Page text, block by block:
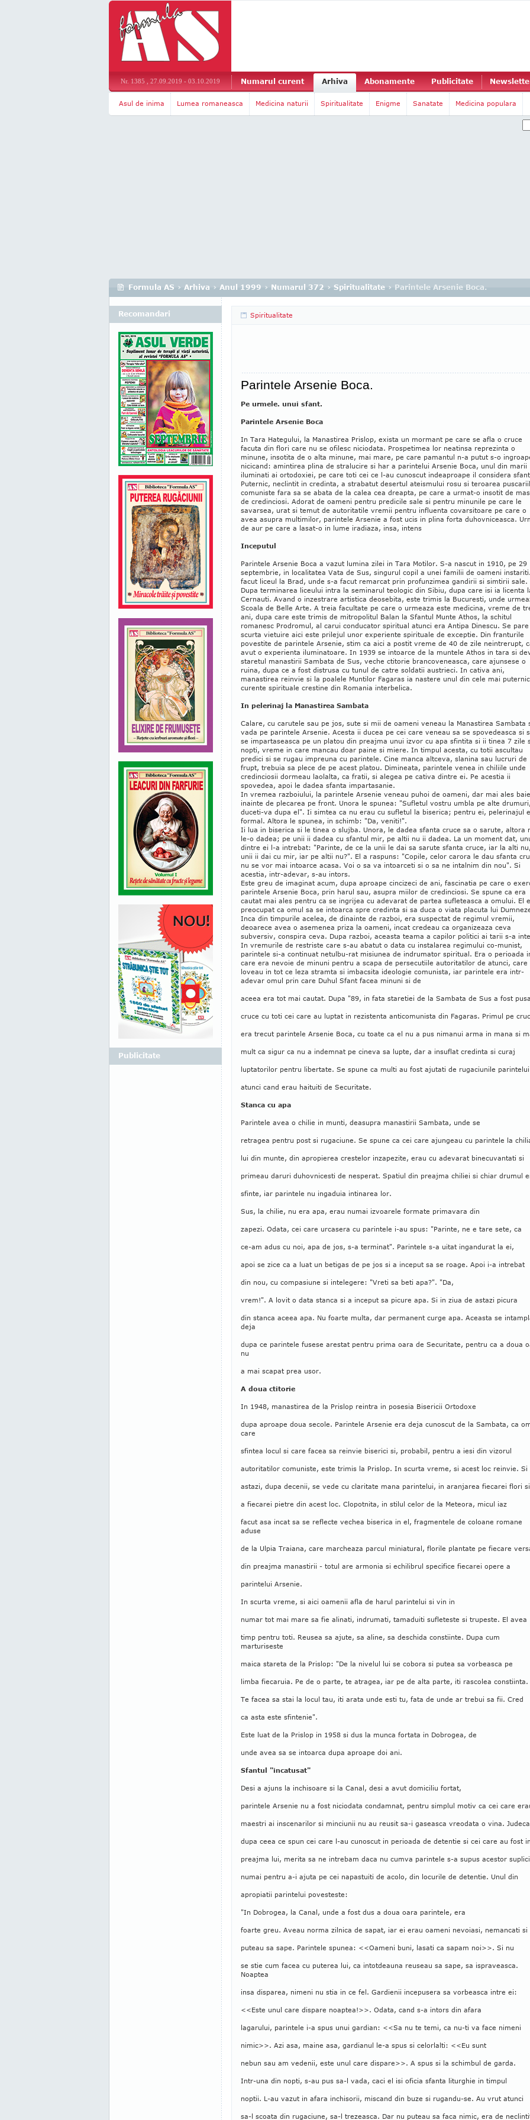
Nr. 1385 , 27.09.2019 - 03.10.2019 Numarul curent Arhiva Abonamente Publicitate
Asul de inima Lumea romaneasca Medicina naturii Spiritualitate Enigme Sanatate Medicina populara
Formula AS › Arhiva › Anul 1999 › Numarul 372 › Spiritualitate › Parintele Arsenie Boca.
Spiritualitate
Parintele Arsenie Boca.
Pe urmele. unui sfant.
Parintele Arsenie Boca
In Tara Hategului, la Manastirea Prislop, exista un mormant pe care se afla o cruce
facuta din flori care nu se ofilesc niciodata. Prospetimea lor neatinsa reprezinta o
minune, insotita de o alta minune, mai mare, pe care pamantul n-a putut s-o
nicicand: amintirea plina de stralucire si har a parintelui Arsenie Boca, unul din marii
iluminati ai ortodoxiei, pe care toti cei ce l-au cunoscut indeaproape il considera
Puternic, neclintit in credinta, a strabatut desertul ateismului rosu si teroarea
comuniste fara sa se abata de la calea cea dreapta, pe care a urmat-o insotit de
de credinciosi. Adorat de oameni pentru predicile sale si pentru minunile pe care le
savarsea, urat si temut de autoritatile vremii pentru influenta covarsitoare pe care o
avea asupra multimilor, parintele Arsenie a fost ucis in plina forta duhovniceasca.
de aur pe care a lasat-o in lume iradiaza, insa, intens
Inceputul
Parintele Arsenie Boca a vazut lumina zilei in Tara Motilor. S-a nascut in 1910, pe 29
septembrie, in localitatea Vata de Sus, singurul copil a unei familii de oameni
facut liceul la Brad, unde s-a facut remarcat prin profunzimea gandirii si simtirii sale.
Dupa terminarea liceului intra la seminarul teologic din Sibiu, dupa care isi ia licenta
Cernauti. Avand o inzestrare artistica deosebita, este trimis la Bucuresti, unde
Scoala de Belle Arte. A treia facultate pe care o urmeaza este medicina, vreme de
ani, dupa care este trimis de mitropolitul Balan la Sfantul Munte Athos, la schitul
romanesc Prodromul, al carui conducator spiritual atunci era Antipa Dinescu. Se pare
scurta vietuire aici este prilejul unor experiente spirituale de exceptie. Din franturile
povestite de parintele Arsenie, stim ca aici a postit vreme de 40 de zile neintrerupt,
avut o experienta iluminatoare. In 1939 se intoarce de la muntele Athos in tara si
staretul manastirii Sambata de Sus, veche ctitorie brancoveneasca, care ajunsese o
ruina, dupa ce a fost distrusa cu tunul de catre soldatii austrieci. In cativa ani,
manastirea reinvie si la poalele Muntilor Fagaras ia nastere unul din cele mai
curente spirituale crestine din Romania interbelica.
In pelerinaj la Manastirea Sambata
Calare, cu carutele sau pe jos, sute si mii de oameni veneau la Manastirea Sambata
vada pe parintele Arsenie. Acesta ii ducea pe cei care veneau sa se spovedeasca si
se impartaseasca pe un platou din preajma unui izvor cu apa sfintita si ii tinea 7 zile
nopti, vreme in care mancau doar paine si miere. In timpul acesta, cu totii ascultau
predici si se rugau impreuna cu parintele. Cine manca altceva, slanina sau lucruri de
frupt, trebuia sa plece de pe acest platou. Dimineata, parintele venea in chiliile unde
credinciosii dormeau laolalta, ca fratii, si alegea pe cativa dintre ei. Pe acestia ii
spovedea, apoi le dadea sfanta impartasanie.
In vremea razboiului, la parintele Arsenie veneau puhoi de oameni, dar mai ales
inainte de plecarea pe front. Unora le spunea: "Sufletul vostru umbla pe alte drumuri,
duceti-va dupa el". Ii simtea ca nu erau cu sufletul la biserica; pentru ei, pelerinajul
formal. Altora le spunea, in schimb: "Da, veniti!".
Ii lua in biserica si le tinea o slujba. Unora, le dadea sfanta cruce sa o sarute, altora
le-o dadea; pe unii ii dadea cu sfantul mir, pe altii nu ii dadea. La un moment dat,
dintre ei l-a intrebat: "Parinte, de ce la unii le dai sa sarute sfanta cruce, iar la alti
unii ii dai cu mir, iar pe altii nu?". El a raspuns: "Copile, celor carora le dau sfanta
nu se vor mai intoarce acasa. Voi o sa va intoarceti si o sa ne intalnim din nou". Si
acestia, intr-adevar, s-au intors.
Este greu de imaginat acum, dupa aproape cincizeci de ani, fascinatia pe care o
parintele Arsenie Boca, prin harul sau, asupra miilor de credinciosi. Se spune ca era
cautat mai ales pentru ca se ingrijea cu adevarat de partea sufleteasca a omului. El
preocupat ca omul sa se intoarca spre credinta si sa duca o viata placuta lui
Inca din timpurile acelea, de dinainte de razboi, era suspectat de regimul vremii,
deoarece avea o asemenea priza la oameni, incat credeau ca organizeaza ceva
subversiv, conspira ceva. Dupa razboi, aceasta teama a capilor politici ai tarii s-a
In vremurile de restriste care s-au abatut o data cu instalarea regimului co-munist,
parintele si-a continuat netulbu-rat misiunea de indrumator spiritual. Era o perioada
care era nevoie de minuni pentru a scapa de persecutiile autoritatilor de atunci, care
loveau in tot ce leza stramta si imbacsita ideologie comunista, iar parintele era intr-
adevar omul prin care Duhul Sfant facea minuni si de
aceea era tot mai cautat. Dupa "89, in fata staretiei de la Sambata de Sus a fost
cruce cu toti cei care au luptat in rezistenta anticomunista din Fagaras. Primul pe
era trecut parintele Arsenie Boca, cu toate ca el nu a pus nimanui arma in mana si
mult ca sigur ca nu a indemnat pe cineva sa lupte, dar a insuflat credinta si curaj
luptatorilor pentru libertate. Se spune ca multi au fost ajutati de rugaciunile parintelui
atunci cand erau haituiti de Securitate.
Stanca cu apa
Parintele avea o chilie in munti, deasupra manastirii Sambata, unde se
retragea pentru post si rugaciune. Se spune ca cei care ajungeau cu parintele la
lui din munte, din apropierea crestelor inzapezite, erau cu adevarat binecuvantati si
primeau daruri duhovnicesti de nesperat. Spatiul din preajma chiliei si chiar drumul
sfinte, iar parintele nu ingaduia intinarea lor.
Sus, la chilie, nu era apa, erau numai izvoarele formate primavara din
zapezi. Odata, cei care urcasera cu parintele i-au spus: "Parinte, ne e tare sete, ca
ce-am adus cu noi, apa de jos, s-a terminat". Parintele s-a uitat ingandurat la ei,
apoi se zice ca a luat un betigas de pe jos si a inceput sa se roage. Apoi i-a intrebat
din nou, cu compasiune si intelegere: "Vreti sa beti apa?". "Da,
vrem!". A lovit o data stanca si a inceput sa picure apa. Si in ziua de astazi picura
din stanca aceea apa. Nu foarte multa, dar permanent curge apa. Aceasta se
deja
dupa ce parintele fusese arestat pentru prima oara de Securitate, pentru ca a doua
nu
a mai scapat prea usor.
A doua ctitorie
In 1948, manastirea de la Prislop reintra in posesia Bisericii Ortodoxe
dupa aproape doua secole. Parintele Arsenie era deja cunoscut de la Sambata, ca
care
sfintea locul si care facea sa reinvie biserici si, probabil, pentru a iesi din vizorul
autoritatilor comuniste, este trimis la Prislop. In scurta vreme, si acest loc reinvie. Si
astazi, dupa decenii, se vede cu claritate mana parintelui, in aranjarea fiecarei flori si
a fiecarei pietre din acest loc. Clopotnita, in stilul celor de la Meteora, micul iaz
facut asa incat sa se reflecte vechea biserica in el, fragmentele de coloane romane
aduse
de la Ulpia Traiana, care marcheaza parcul miniatural, florile plantate pe fiecare
din preajma manastirii - totul are armonia si echilibrul specifice fiecarei opere a
parintelui Arsenie.
In scurta vreme, si aici oamenii afla de harul parintelui si vin in
numar tot mai mare sa fie alinati, indrumati, tamaduiti sufleteste si trupeste. El avea
timp pentru toti. Reusea sa ajute, sa aline, sa deschida constiinte. Dupa cum
marturiseste
maica stareta de la Prislop: "De la nivelul lui se cobora si putea sa vorbeasca pe
limba fiecaruia. Pe de o parte, te atragea, iar pe de alta parte, iti rascolea constiinta.
Te facea sa stai la locul tau, iti arata unde esti tu, fata de unde ar trebui sa fii. Cred
ca asta este sfintenie".
Este luat de la Prislop in 1958 si dus la munca fortata in Dobrogea, de
unde avea sa se intoarca dupa aproape doi ani.
Sfantul "incatusat"
Desi a ajuns la inchisoare si la Canal, desi a avut domiciliu fortat,
parintele Arsenie nu a fost niciodata condamnat, pentru simplul motiv ca cei care
maestri ai inscenarilor si minciunii nu au reusit sa-i gaseasca vreodata o vina.
dupa ceea ce spun cei care l-au cunoscut in perioada de detentie si cei care au fost in
preajma lui, merita sa ne intrebam daca nu cumva parintele s-a supus acestor
numai pentru a-i ajuta pe cei napastuiti de acolo, din locurile de detentie. Unul din
apropiatii parintelui povesteste:
"In Dobrogea, la Canal, unde a fost dus a doua oara parintele, era
foarte greu. Aveau norma zilnica de sapat, iar ei erau oameni nevoiasi, nemancati si
puteau sa sape. Parintele spunea: <<Oameni buni, lasati ca sapam noi>>. Si nu
se stie cum facea cu puterea lui, ca intotdeauna reuseau sa sape, sa ispraveasca.
Noaptea
insa disparea, nimeni nu stia in ce fel. Gardienii incepusera sa vorbeasca intre ei:
<<Este unul care dispare noaptea!>>. Odata, cand s-a intors din afara
lagarului, parintele i-a spus unui gardian: <<Sa nu te temi, ca nu-ti va face nimeni
nimic>>. Azi asa, maine asa, gardianul le-a spus si celorlalti: <<Eu sunt
nebun sau am vedenii, este unul care dispare>>. A spus si la schimbul de garda.
Intr-una din nopti, s-au pus sa-l vada, caci el isi oficia sfanta liturghie in timpul
noptii. L-au vazut in afara inchisorii, miscand din buze si rugandu-se. Au vrut atunci
sa-l scoata din rugaciune, sa-l trezeasca. Dar nu puteau sa faca nimic, era de
Recomandari
Publicitate